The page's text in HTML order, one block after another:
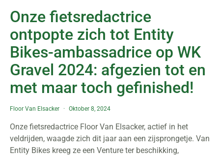
Onze fietsredactrice
ontpopte zich tot Entity
Bikes-ambassadrice op WK
Gravel 2024: afgezien tot en
met maar toch gefinished!
Floor Van Elsacker Oktober 8, 2024
Onze fietsredactrice Floor Van Elsacker, actief in het
veldrijden, waagde zich dit jaar aan een zijsprongetje. Van
Entity Bikes kreeg ze een Venture ter beschikking,